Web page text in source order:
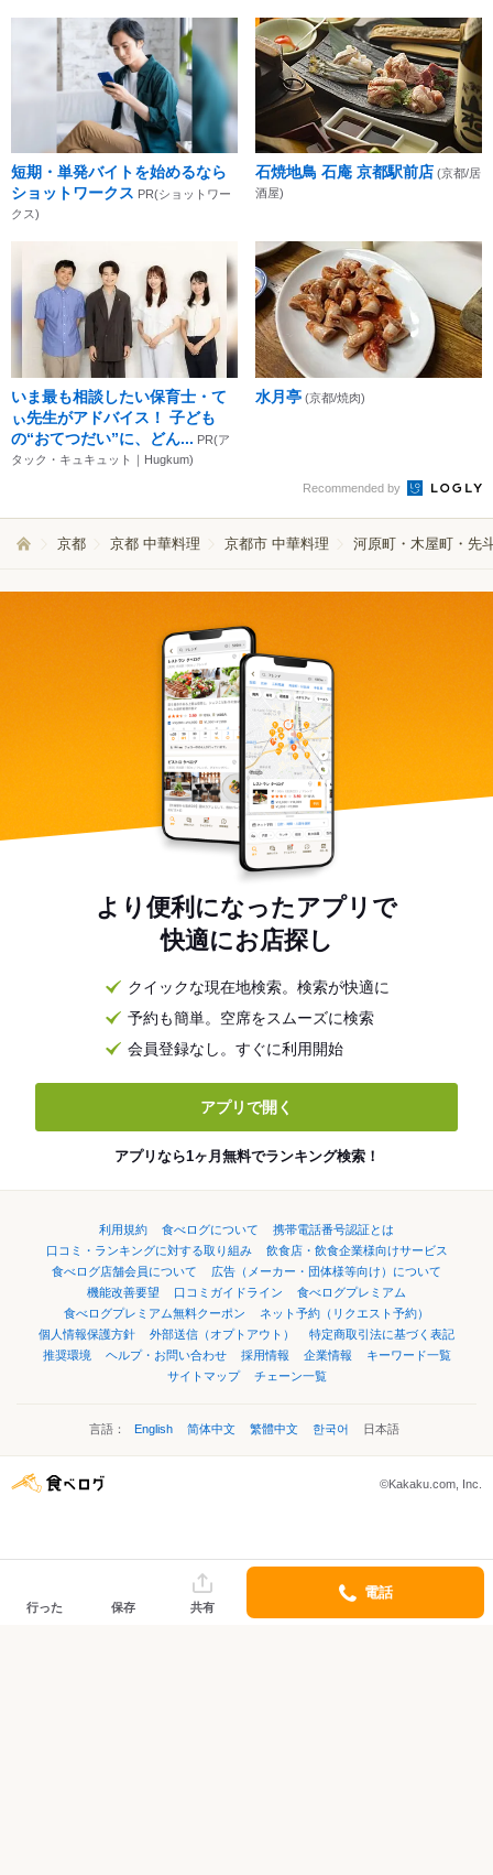
短期・単発バイトを始めるなら
ショットワークス PR(ショットワー
クス)
石焼地鳥 石庵 京都駅前店 (京都/居
酒屋)
いま最も相談したい保育士・て
ぃ先生がアドバイス！ 子ども
の“おてつだい”に、どん... PR(ア
タック・キュキュット｜Hugkum)
水月亭 (京都/焼肉)
Recommended by
京都 京都 中華料理 京都市 中華料理 河原町・木屋町・先
より便利になったアプリで
快適にお店探し
クイックな現在地検索。検索が快適に
予約も簡単。空席をスムーズに検索
会員登録なし。すぐに利用開始
アプリで開く
アプリなら1ヶ月無料でランキング検索！
利用規約 食べログについて
携帯電話番号認証とは
口コミ・ランキングに対する取り組み
飲食店・飲食企業様向けサービス
食べログ店舗会員について
広告（メーカー・団体様等向け）について
機能改善要望
口コミガイドライン
食べログプレミアム
食べログプレミアム無料クーポン
ネット予約（リクエスト予約）
個人情報保護方針
外部送信（オプトアウト）
特定商取引法に基づく表記
推奨環境
ヘルプ・お問い合わせ 採用情報 企業情報
キーワード一覧
サイトマップ
チェーン一覧
言語： English 简体中文 繁體中文 한국어 日本語
©Kakaku.com, Inc.
行った 保存 共有
電話